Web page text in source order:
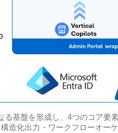
る基盤を形成し、4つのコア要
造化出力・ワークフローオー